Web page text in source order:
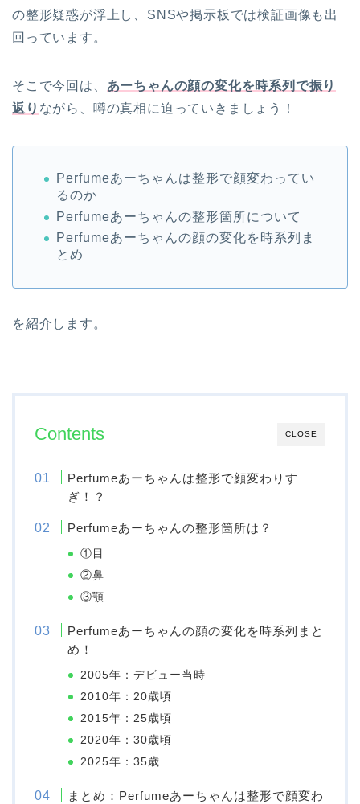
の整形疑惑が浮上し、SNSや掲示板では検証画像も出
回っています。
そこで今回は、 あーちゃんの顔の変化を時系列で振り
返り ながら、噂の真相に迫っていきましょう！
Perfumeあーちゃんは整形で顔変わってい
るのか
Perfumeあーちゃんの整形箇所について
Perfumeあーちゃんの顔の変化を時系列ま
とめ
を紹介します。
CLOSE
Contents
Perfumeあーちゃんは整形で顔変わりす
ぎ！？
Perfumeあーちゃんの整形箇所は？
①目
②鼻
③顎
Perfumeあーちゃんの顔の変化を時系列まと
め！
2005年：デビュー当時
2010年：20歳頃
2015年：25歳頃
2020年：30歳頃
2025年：35歳
まとめ：Perfumeあーちゃんは整形で顔変わ